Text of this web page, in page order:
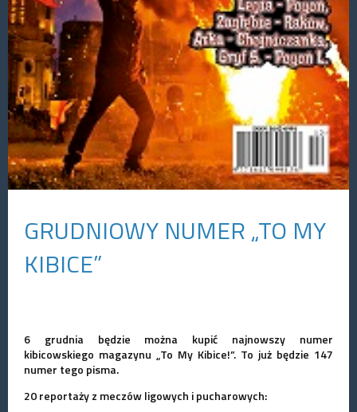
GRUDNIOWY NUMER „TO MY
KIBICE”
6 grudnia będzie można kupić najnowszy numer
kibicowskiego magazynu „To My Kibice!”. To już będzie 147
numer tego pisma.
20 reportaży z meczów ligowych i pucharowych: